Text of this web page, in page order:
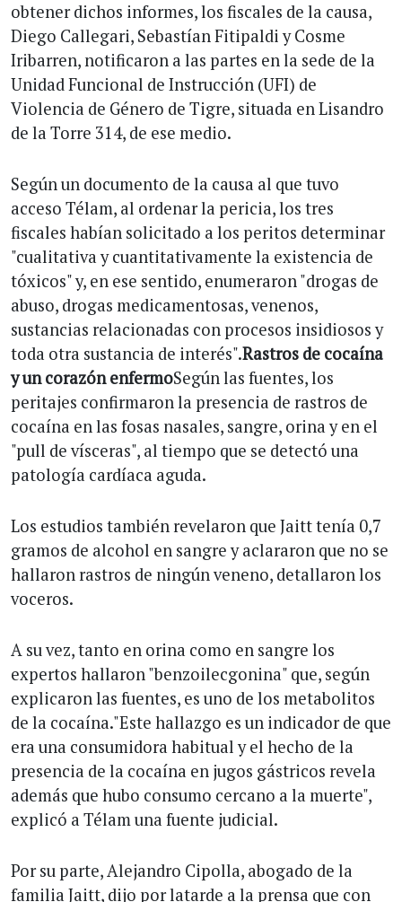
obtener dichos informes, los fiscales de la causa,
Diego Callegari, Sebastían Fitipaldi y Cosme
Iribarren, notificaron a las partes en la sede de la
Unidad Funcional de Instrucción (UFI) de
Violencia de Género de Tigre, situada en Lisandro
de la Torre 314, de ese medio.
Según un documento de la causa al que tuvo
acceso Télam, al ordenar la pericia, los tres
fiscales habían solicitado a los peritos determinar
"cualitativa y cuantitativamente la existencia de
tóxicos" y, en ese sentido, enumeraron "drogas de
abuso, drogas medicamentosas, venenos,
sustancias relacionadas con procesos insidiosos y
toda otra sustancia de interés".Rastros de cocaína
y un corazón enfermoSegún las fuentes, los
peritajes confirmaron la presencia de rastros de
cocaína en las fosas nasales, sangre, orina y en el
"pull de vísceras", al tiempo que se detectó una
patología cardíaca aguda.
Los estudios también revelaron que Jaitt tenía 0,7
gramos de alcohol en sangre y aclararon que no se
hallaron rastros de ningún veneno, detallaron los
voceros.
A su vez, tanto en orina como en sangre los
expertos hallaron "benzoilecgonina" que, según
explicaron las fuentes, es uno de los metabolitos
de la cocaína."Este hallazgo es un indicador de que
era una consumidora habitual y el hecho de la
presencia de la cocaína en jugos gástricos revela
además que hubo consumo cercano a la muerte",
explicó a Télam una fuente judicial.
Por su parte, Alejandro Cipolla, abogado de la
familia Jaitt, dijo por latarde a la prensa que con